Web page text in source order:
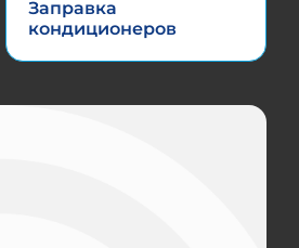
Заправка
кондиционеров